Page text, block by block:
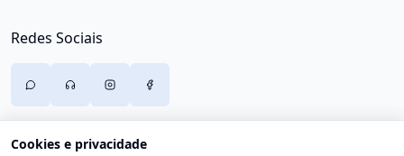
Redes Sociais
Cookies e privacidade